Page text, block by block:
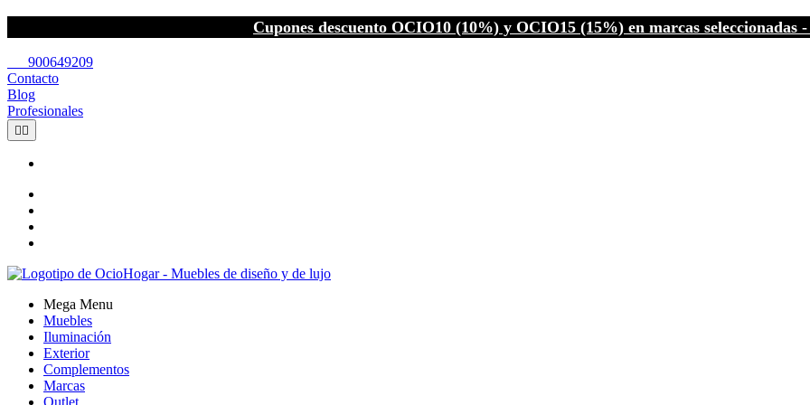
Cupones descuento OCIO10 (10%) y OCIO15 (15%) en marcas seleccionadas
900649209
Contacto
Blog
Profesionales
 
Mega Menu
Muebles
Iluminación
Exterior
Complementos
Marcas
Outlet